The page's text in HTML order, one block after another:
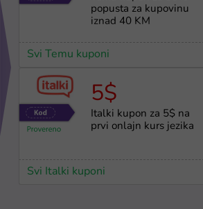
popusta za kupovinu
iznad 40 KM
Svi Temu kuponi
5$
Italki kupon za 5$ na
prvi onlajn kurs jezika
Svi Italki kuponi